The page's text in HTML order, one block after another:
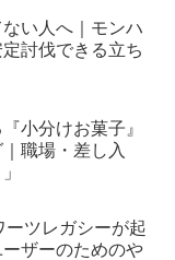
い人へ｜モンハ
討伐できる立ち
小分けお菓子』
職場・差し入
ツレガシーが起
ザーのためのや